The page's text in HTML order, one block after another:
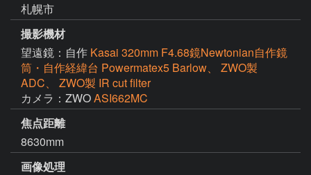
札幌市
撮影機材
望遠鏡：自作 Kasai 320mm F4.68鏡Newtonian自作鏡
筒・自作経緯台 Powermatex5 Barlow、 ZWO製
ADC、 ZWO製 IR cut filter
カメラ：ZWOASI662MC
焦点距離
8630mm
画像処理